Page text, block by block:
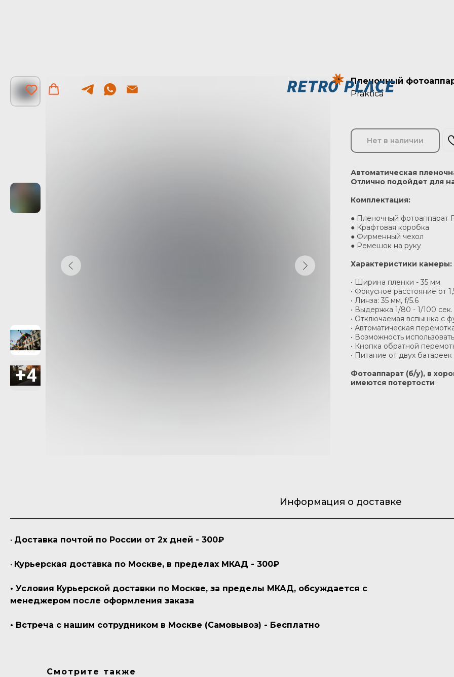
Пленочный
Praktica
Нет в наличии
Автоматическая
Отлично подойдет для
Комплектация:
● Пленочный фотоаппарат
● Крафтовая коробка
● Фирменный чехол
● Ремешок на руку
Характеристики камеры:
• Ширина пленки - 35 мм
• Фокусное расстояние от
• Линза: 35 мм, f/5.6
• Выдержка 1/80 - 1/100 сек.
• Отключаемая вспышка с
• Автоматическая
• Возможность
• Кнопка обратной
• Питание от двух
Фотоаппарат (б/у), в
имеются потертости
Информация о доставке
• Доставка почтой по России от 2х дней - 300₽
• Курьерская доставка по Москве, в пределах МКАД - 300₽
• Условия Курьерской доставки по Москве, за пределы МКАД, обсуждается с
менеджером после оформления заказа
• Встреча с нашим сотрудником в Москве (Самовывоз) - Бесплатно
Смотрите также